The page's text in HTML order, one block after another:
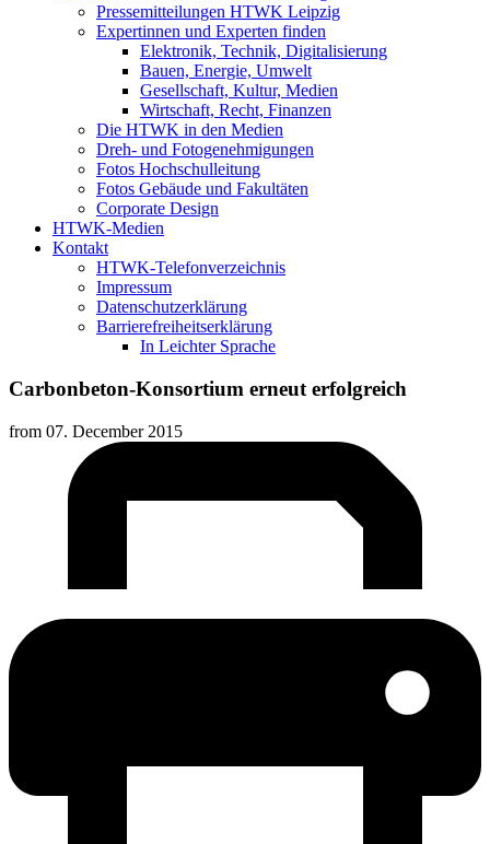
Pressemitteilungen HTWK Leipzig
Expertinnen und Experten finden
Elektronik, Technik, Digitalisierung
Bauen, Energie, Umwelt
Gesellschaft, Kultur, Medien
Wirtschaft, Recht, Finanzen
Die HTWK in den Medien
Dreh- und Fotogenehmigungen
Fotos Hochschulleitung
Fotos Gebäude und Fakultäten
Corporate Design
HTWK-Medien
Kontakt
HTWK-Telefonverzeichnis
Impressum
Datenschutzerklärung
Barrierefreiheitserklärung
In Leichter Sprache
Carbonbeton-Konsortium erneut erfolgreich
from 07. December 2015